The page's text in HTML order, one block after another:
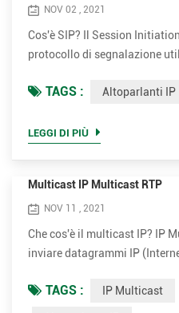
NOV 02 , 2021
Cos'è SIP? Il Session
protocollo di segnalazione
applicazioni vocali, video e di
di VoIP includono Protocollo
TAGS : Altoparlanti IP
LEGGI DI PIÙ
Multicast IP Multicast RTP
NOV 11 , 2021
Che cos'è il multicast IP? IP
inviare datagrammi IP
di multicast specifica per IP e
TAGS : IP Multicast